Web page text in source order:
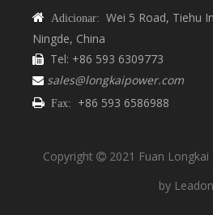
 Adicionar: Wei 5 Road, Tiehu
Ningde, China
 Tel: +86 593 6309773
 sales@longkaipower.com
 Fax: +86 593 6586988
Copyright 2021 Fuan
by